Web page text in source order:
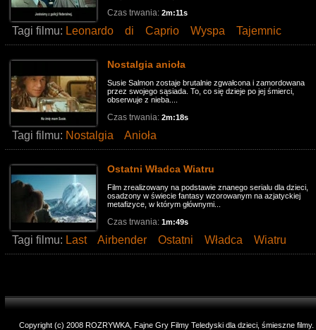
Czas trwania: 2m:11s
Tagi filmu: Leonardo di Caprio Wyspa Tajemnic
Nostalgia anioła
Susie Salmon zostaje brutalnie zgwałcona i zamordowana
przez swojego sąsiada. To, co się dzieje po jej śmierci,
obserwuje z nieba....
Czas trwania: 2m:18s
Tagi filmu: Nostalgia Anioła
Ostatni Władca Wiatru
Film zrealizowany na podstawie znanego serialu dla dzieci,
osadzony w świecie fantasy wzorowanym na azjatyckiej
metafizyce, w którym głównymi...
Czas trwania: 1m:49s
Tagi filmu: Last Airbender Ostatni Władca Wiatru
Copyright (c) 2008 ROZRYWKA, Fajne Gry Filmy Teledyski dla dzieci, śmieszne